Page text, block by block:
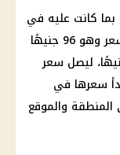
بما كانت عليه في
شهر يوليو 2024، حيث كانت تسجل أعلى سعر وهو 96 جنيهًا
أما الآن فقد تراجعت بأكثر من 15 جنيهًا، ليصل سعر
بينما يبدأ سعرها في
والموقع